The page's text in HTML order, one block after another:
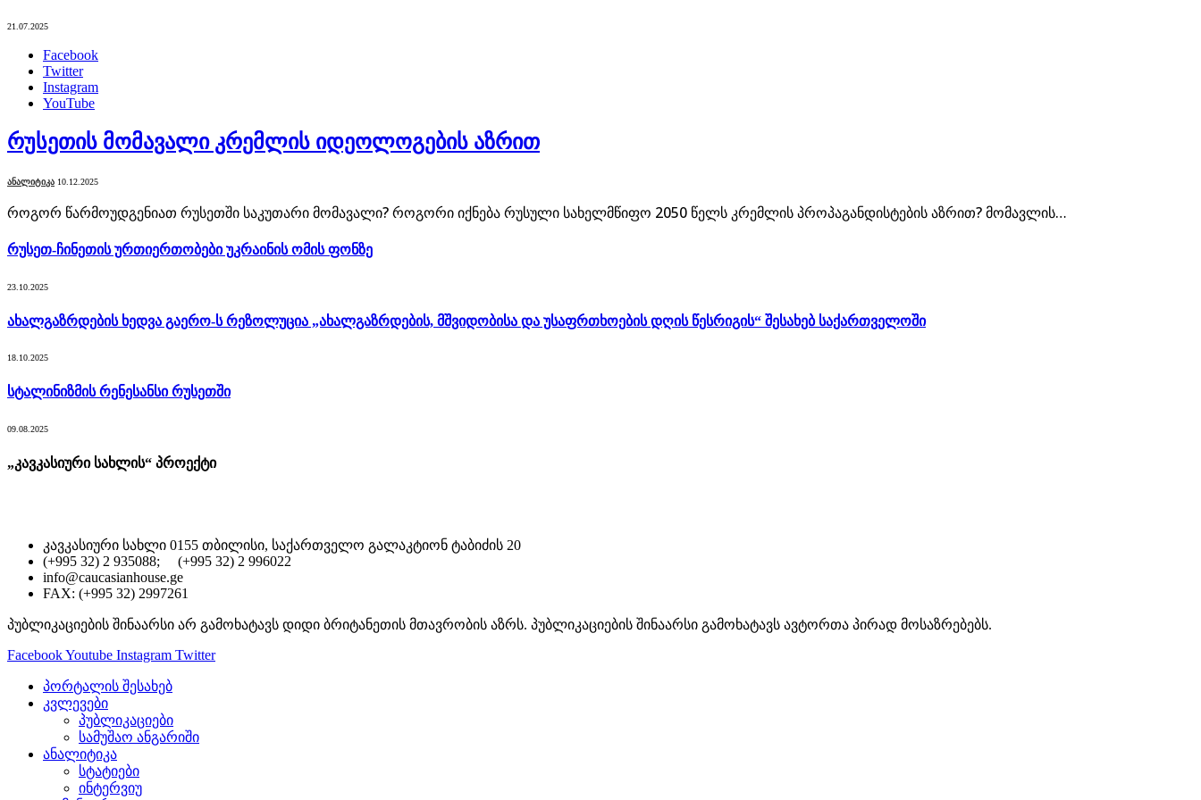
21.07.2025
Facebook
Twitter
Instagram
YouTube
რუსეთის მომავალი კრემლის იდეოლოგების აზრით
ᲐᲜᲐᲚᲘᲢᲘᲙᲐ 10.12.2025
როგორ წარმოუდგენიათ რუსეთში საკუთარი მომავალი? როგორი იქნება რუსული სახელმწიფო 2050 წელს კრემლის პროპაგანდისტების აზრით? მომავლის…
რუსეთ-ჩინეთის ურთიერთობები უკრაინის ომის ფონზე
23.10.2025
ახალგაზრდების ხედვა გაერო-ს რეზოლუცია „ახალგაზრდების, მშვიდობისა და უსაფრთხოების დღის წესრიგის“ შესახებ საქართველოში
18.10.2025
სტალინიზმის რენესანსი რუსეთში
09.08.2025
„კავკასიური სახლის“ პროექტი
კავკასიური სახლი 0155 თბილისი, საქართველო გალაკტიონ ტაბიძის 20
(+995 32) 2 935088; (+995 32) 2 996022
info@caucasianhouse.ge
FAX: (+995 32) 2997261
პუბლიკაციების შინაარსი არ გამოხატავს დიდი ბრიტანეთის მთავრობის აზრს. პუბლიკაციების შინაარსი გამოხატავს ავტორთა პირად მოსაზრებებს.
FacebookYoutube Instagram Twitter
პორტალის შესახებ
კვლევები
პუბლიკაციები
სამუშაო ანგარიში
ანალიტიკა
სტატიები
ინტერვიუ